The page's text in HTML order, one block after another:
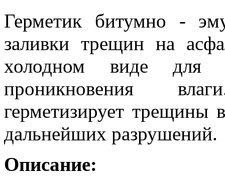
Герметик битумно -
заливки трещин на
холодном виде для
проникновения
герметизирует
дальнейших разрушений.
Описание: